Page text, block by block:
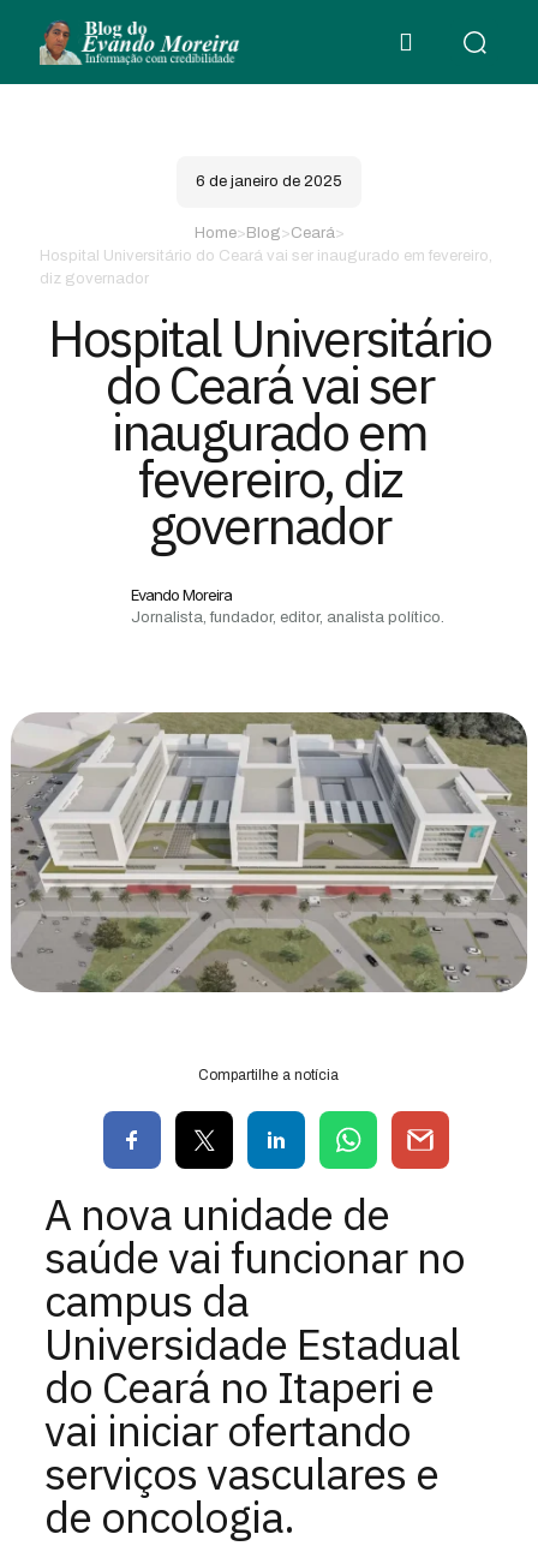
6 de janeiro de 2025
Home> Blog>Ceará>
Hospital Universitário do Ceará vai ser inaugurado em fevereiro,
diz governador
Hospital Universitário
do Ceará vai ser
inaugurado em
fevereiro, diz
governador
Evando Moreira
Jornalista, fundador, editor, analista político.
Compartilhe a notícia
A nova unidade de
saúde vai funcionar no
campus da
Universidade Estadual
do Ceará no Itaperi e
vai iniciar ofertando
serviços vasculares e
de oncologia.